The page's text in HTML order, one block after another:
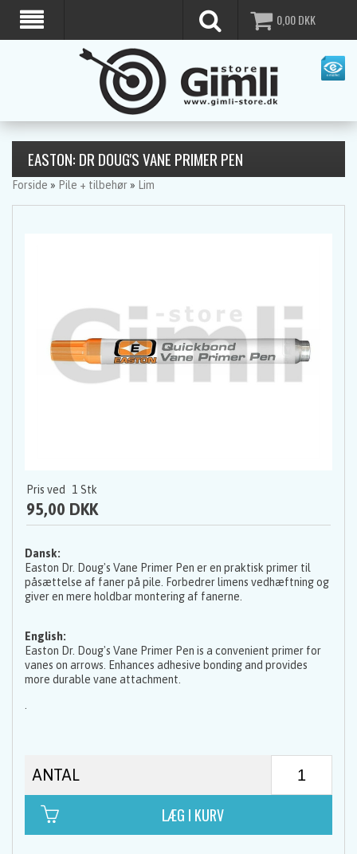
0,00DKK
EASTON: DR DOUG'S VANE PRIMER PEN
Forside » Pile + tilbehør » Lim
Pris ved 1 Stk
95,00 DKK
Dansk:
Easton Dr. Doug's Vane Primer Pen er en praktisk primer til
påsættelse af faner på pile. Forbedrer limens vedhæftning og
giver en mere holdbar montering af fanerne.
English:
Easton Dr. Doug's Vane Primer Pen is a convenient primer for
vanes on arrows. Enhances adhesive bonding and provides
more durable vane attachment.
.
ANTAL